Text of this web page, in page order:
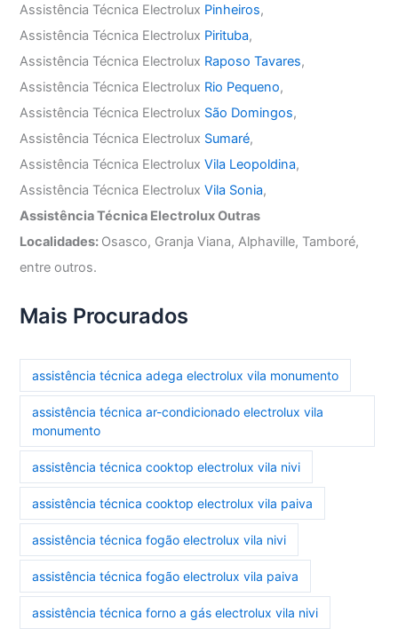
Assistência Técnica Electrolux Pinheiros,
Assistência Técnica Electrolux Pirituba,
Assistência Técnica Electrolux Raposo Tavares,
Assistência Técnica Electrolux Rio Pequeno,
Assistência Técnica Electrolux São Domingos,
Assistência Técnica Electrolux Sumaré,
Assistência Técnica ElectroluxVila Leopoldina,
Assistência Técnica ElectroluxVila Sonia,
Assistência Técnica Electrolux Outras
Localidades: Osasco, Granja Viana, Alphaville, Tamboré,
entre outros.
Mais Procurados
assistência técnica adega electrolux vila monumento
assistência técnica ar-condicionado electrolux vila
monumento
assistência técnica cooktop electrolux vila nivi
assistência técnica cooktop electrolux vila paiva
assistência técnica fogão electrolux vila nivi
assistência técnica fogão electrolux vila paiva
assistência técnica forno a gás electrolux vila nivi